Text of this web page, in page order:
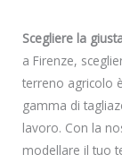
Scegliere la
a Firenze,
terreno agricolo
gamma di
lavoro. Con la
modellare il tuo